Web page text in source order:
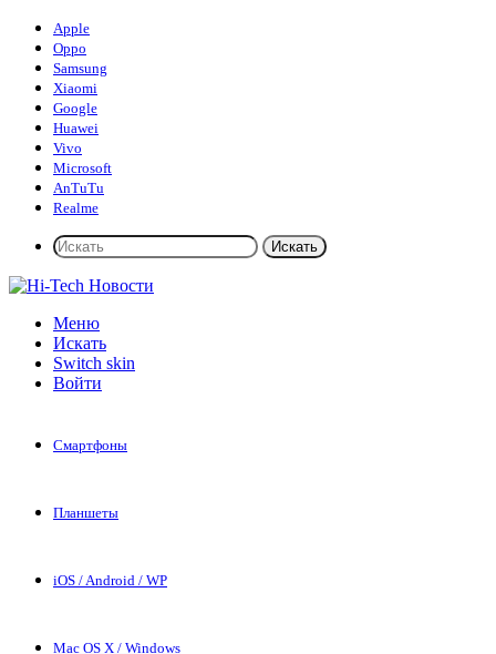
Apple
Oppo
Samsung
Xiaomi
Google
Huawei
Vivo
Microsoft
AnTuTu
Realme
Искать
Меню
Искать
Switch skin
Войти
Смартфоны
Планшеты
iOS / Android / WP
Mac OS X / Windows